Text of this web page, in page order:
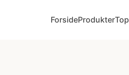
ForsideProdukter